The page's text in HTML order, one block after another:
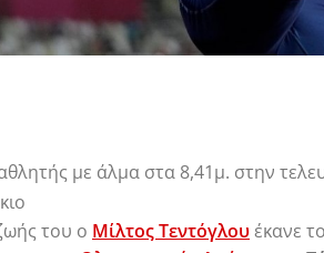
με άλμα στα 8,41μ. στην
του ο Μίλτος Τεντόγλουέκανε